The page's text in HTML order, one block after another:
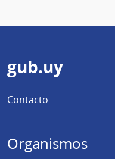
Pie
de
página
gub.uy
Contacto
Organismos